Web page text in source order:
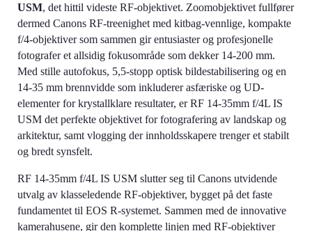
USM, det hittil videste RF-objektivet. Zoomobjektivet fullfører
dermed Canons RF-treenighet med kitbag-vennlige, kompakte
f/4-objektiver som sammen gir entusiaster og profesjonelle
fotografer et allsidig fokusområde som dekker 14-200 mm.
Med stille autofokus, 5,5-stopp optisk bildestabilisering og en
14-35 mm brennvidde som inkluderer asfæriske og UD-
elementer for krystallklare resultater, er RF 14-35mm f/4L IS
USM det perfekte objektivet for fotografering av landskap og
arkitektur, samt vlogging der innholdsskapere trenger et stabilt
og bredt synsfelt.
RF 14-35mm f/4L IS USM slutter seg til Canons utvidende
utvalg av klasseledende RF-objektiver, bygget på det faste
fundamentet til EOS R-systemet. Sammen med de innovative
kamerahusene, gir den komplette linjen med RF-objektiver